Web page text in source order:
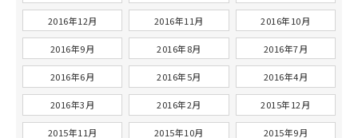
2016年12月 2016年11月 2016年10月
2016年9月 2016年8月 2016年7月
2016年6月 2016年5月 2016年4月
2016年3月 2016年2月 2015年12月
2015年11月 2015年10月 2015年9月